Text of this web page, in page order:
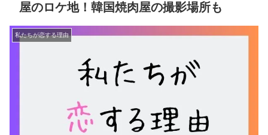
屋のロケ地！韓国焼肉屋の撮影場所も
私たちが恋する理由